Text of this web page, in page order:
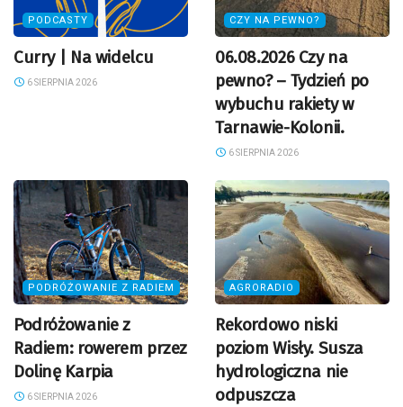
PODCASTY
Curry | Na widelcu
6 SIERPNIA 2026
CZY NA PEWNO?
06.08.2026 Czy na
pewno? – Tydzień po
wybuchu rakiety w
Tarnawie-Kolonii.
6 SIERPNIA 2026
PODRÓŻOWANIE Z RADIEM
Podróżowanie z
Radiem: rowerem przez
Dolinę Karpia
6 SIERPNIA 2026
AGRORADIO
Rekordowo niski
poziom Wisły. Susza
hydrologiczna nie
odpuszcza